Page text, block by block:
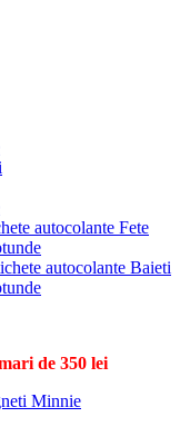
autocolante Fete
autocolante Baieti
de 350 lei